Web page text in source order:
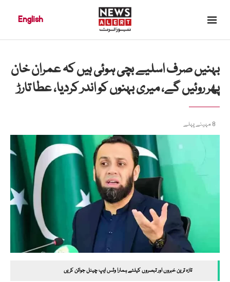
English
بہنیں صرف اسلیے بچی ہوئی ہیں کہ عمران خان
پھر روئیں گے، میری بہنوں کو اندر کردیا، عطا تارڑ
8 مہینے پہلے
تازہ ترین خبروں اور تبصروں کیلئے ہمارا وٹس ایپ چینل جوائن کریں